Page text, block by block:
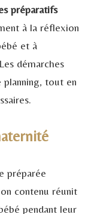
préparatifs
à la réflexion
et à
démarches
planning, tout en
préparée
contenu réunit
pendant leur